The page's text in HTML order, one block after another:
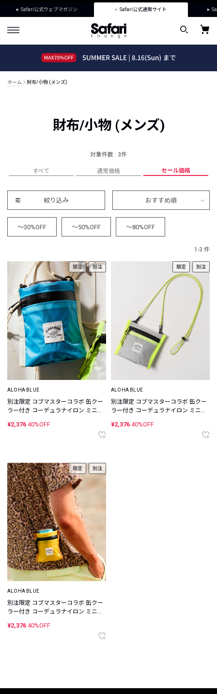
Safari公式ウェブマガジン Safari公式通販サイト
ホーム 財布/小物 (メンズ)
財布/小物 (メンズ)
対象件数 : 3件
すべて 通常価格 セール価格
絞り込み おすすめ順
～30%OFF ～50%OFF ～80%OFF
1-3 件
限定 別注
ALOHA BLUE
別注限定 コブマスターコラボ 缶クー
ラー付き コーデュラナイロン ミニウ
¥2,376 40%OFF
限定 別注
ALOHA BLUE
別注限定 コブマスターコラボ 缶クー
ラー付き コーデュラナイロン ミニウ
¥2,376 40%OFF
限定 別注
ALOHA BLUE
別注限定 コブマスターコラボ 缶クー
ラー付き コーデュラナイロン ミニウ
¥2,376 40%OFF